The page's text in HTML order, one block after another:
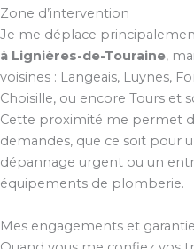
Zone d’intervention
Je me déplace
à Lignières-de-Touraine,
voisines : Langeais, Luynes,
Choisille, ou encore Tours et
Cette proximité me permet
demandes, que ce soit pour
dépannage urgent ou un
équipements de plomberie.
Mes engagements et